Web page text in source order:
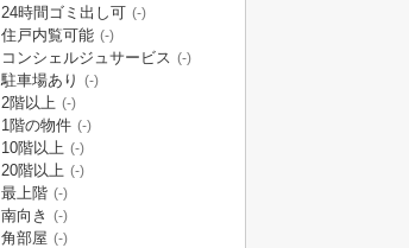
24時間ゴミ出し可 (-)
住戸内覧可能 (-)
コンシェルジュサービス (-)
駐車場あり (-)
2階以上 (-)
1階の物件 (-)
10階以上 (-)
20階以上 (-)
最上階 (-)
南向き (-)
角部屋 (-)